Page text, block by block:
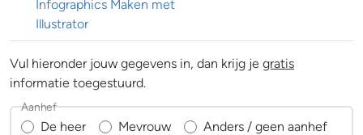
Infographics Maken met
Illustrator
Vul hieronder jouw gegevens in, dan krijg je gratis
informatie toegestuurd.
De heer Mevrouw Anders / geen aanhef
Aanhef